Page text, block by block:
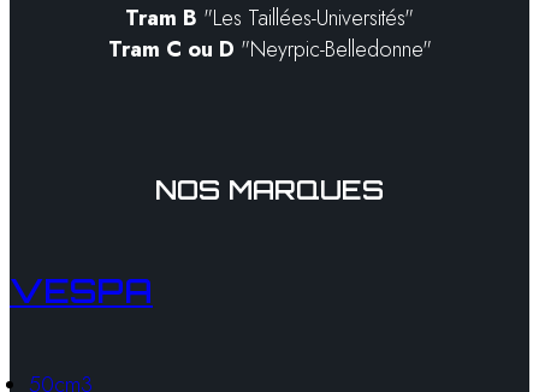
Tram B "Les Taillées-Universités"
Tram C ou D "Neyrpic-Belledonne"
NOS MARQUES
VESPA
50cm3